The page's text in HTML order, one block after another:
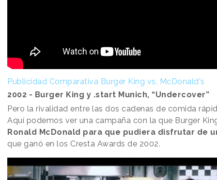
Publicidad Comparativa Burger King vs. McDonald's
2002 - Burger King y .start Munich, “Undercover”
Pero la rivalidad entre las dos cadenas de comida
Aquí podemos ver una campaña con la que Burger
Ronald McDonald para que pudiera disfrutar de
que ganó en los Cresta Awards de 2002.